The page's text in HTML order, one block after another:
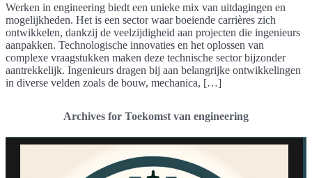
Werken in engineering biedt een unieke mix van uitdagingen en
mogelijkheden. Het is een sector waar boeiende carrières zich
ontwikkelen, dankzij de veelzijdigheid aan projecten die ingenieurs
aanpakken. Technologische innovaties en het oplossen van
complexe vraagstukken maken deze technische sector bijzonder
aantrekkelijk. Ingenieurs dragen bij aan belangrijke ontwikkelingen
in diverse velden zoals de bouw, mechanica, […]
Archives for Toekomst van engineering